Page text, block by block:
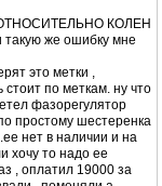
КОЛЕН
такую же ошибку мне
это метки ,
по меткам. ну что
фазорегулятор
простому шестеренка
нет в наличии и на
хочу то надо ее
, оплатил 19000 за